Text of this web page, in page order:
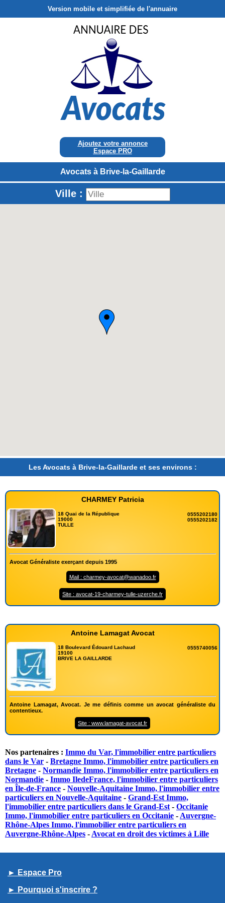
Version mobile et simplifiée de l'annuaire
Ajoutez votre annonce
Espace PRO
Avocats à Brive-la-Gaillarde
Ville :
Les Avocats à Brive-la-Gaillarde et ses environs :
CHARMEY Patricia
18 Quai de la République
19000
TULLE
0555202180
0555202182
Avocat Généraliste exerçant depuis 1995
Mail : charmey-avocat@wanadoo.fr
Site : avocat-19-charmey-tulle-uzerche.fr
Antoine Lamagat Avocat
18 Boulevard Édouard Lachaud
19100
BRIVE LA GAILLARDE
0555740056
Antoine Lamagat, Avocat. Je me définis comme un avocat généraliste du
contentieux.
Site : www.lamagat-avocat.fr
Nos partenaires : Immo du Var, l'immobilier entre particuliers
dans le Var - Bretagne Immo, l'immobilier entre particuliers en
Bretagne - Normandie Immo, l'immobilier entre particuliers en
Normandie - Immo IledeFrance, l'immobilier entre particuliers
en Île-de-France - Nouvelle-Aquitaine Immo, l'immobilier entre
particuliers en Nouvelle-Aquitaine - Grand-Est Immo,
l'immobilier entre particuliers dans le Grand-Est - Occitanie
Immo, l'immobilier entre particuliers en Occitanie - Auvergne-
Rhône-Alpes Immo, l'immobilier entre particuliers en
Auvergne-Rhône-Alpes - Avocat en droit des victimes à Lille
► Espace Pro
► Pourquoi s'inscrire ?